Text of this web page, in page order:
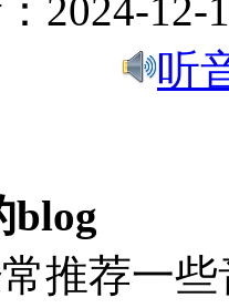
2024-12-
听
blog
推荐一